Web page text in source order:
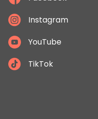
Instagram
YouTube
TikTok